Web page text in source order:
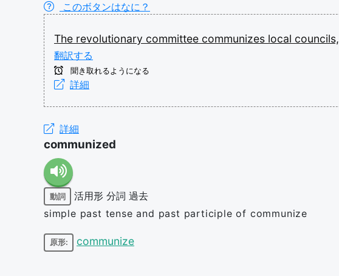
このボタンはなに？
The revolutionary committee communizes local councils,
翻訳する
聞き取れるようになる
詳細
詳細
communized
動詞 活用形 分詞 過去
simple past tense and past participle of communize
原形: communize